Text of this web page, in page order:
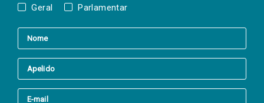
Geral Parlamentar